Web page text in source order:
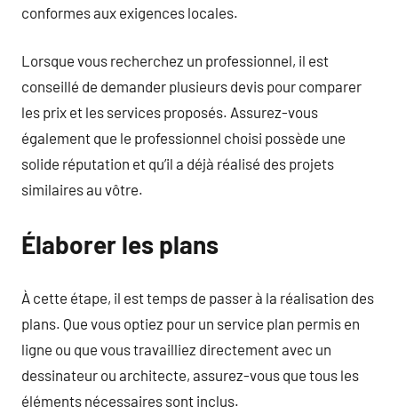
conformes aux exigences locales.
Lorsque vous recherchez un professionnel, il est
conseillé de demander plusieurs devis pour comparer
les prix et les services proposés. Assurez-vous
également que le professionnel choisi possède une
solide réputation et qu’il a déjà réalisé des projets
similaires au vôtre.
Élaborer les plans
À cette étape, il est temps de passer à la réalisation des
plans. Que vous optiez pour un service plan permis en
ligne ou que vous travailliez directement avec un
dessinateur ou architecte, assurez-vous que tous les
éléments nécessaires sont inclus.